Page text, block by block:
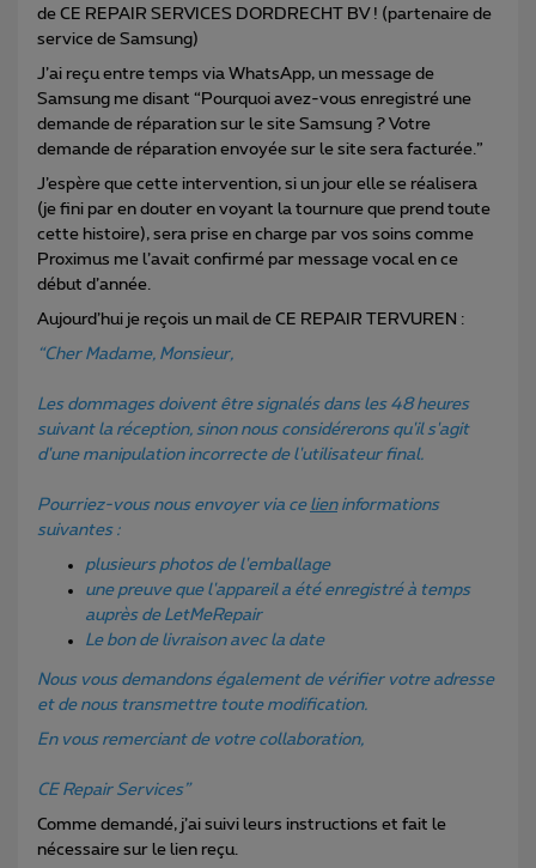
de CE REPAIR SERVICES DORDRECHT BV ! (partenaire de
service de Samsung)
J’ai reçu entre temps via WhatsApp, un message de
Samsung me disant “Pourquoi avez-vous enregistré une
demande de réparation sur le site Samsung ? Votre
demande de réparation envoyée sur le site sera facturée.”
J’espère que cette intervention, si un jour elle se réalisera
(je fini par en douter en voyant la tournure que prend toute
cette histoire), sera prise en charge par vos soins comme
Proximus me l’avait confirmé par message vocal en ce
début d’année.
Aujourd’hui je reçois un mail de CE REPAIR TERVUREN :
“Cher Madame, Monsieur,
Les dommages doivent être signalés dans les 48 heures
suivant la réception, sinon nous considérerons qu'il s'agit
d'une manipulation incorrecte de l'utilisateur final.
Pourriez-vous nous envoyer via ce lien informations
suivantes :
plusieurs photos de l'emballage
une preuve que l'appareil a été enregistré à temps
auprès de LetMeRepair
Le bon de livraison avec la date
Nous vous demandons également de vérifier votre adresse
et de nous transmettre toute modification.
En vous remerciant de votre collaboration,
CE Repair Services”
Comme demandé, j’ai suivi leurs instructions et fait le
nécessaire sur le lien reçu.